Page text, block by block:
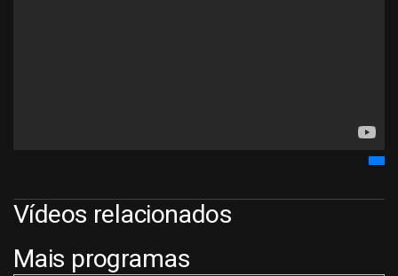
Vídeos relacionados
Mais programas